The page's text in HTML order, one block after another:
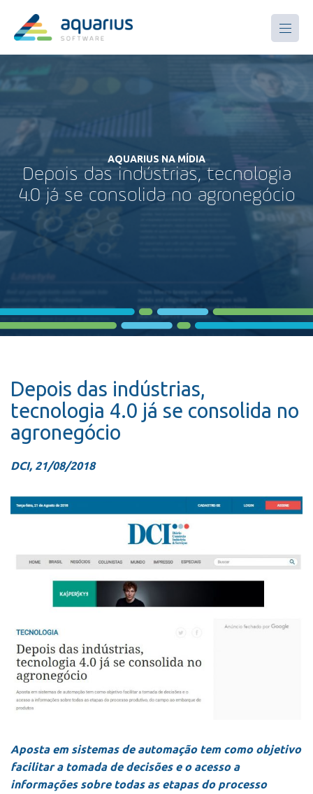
AQUARIUS NA MÍDIA
Depois das indústrias, tecnologia
4.0 já se consolida no agronegócio
Depois das indústrias,
tecnologia 4.0 já se consolida no
agronegócio
DCI, 21/08/2018
Aposta em sistemas de automação tem como objetivo
facilitar a tomada de decisões e o acesso a
informações sobre todas as etapas do processo